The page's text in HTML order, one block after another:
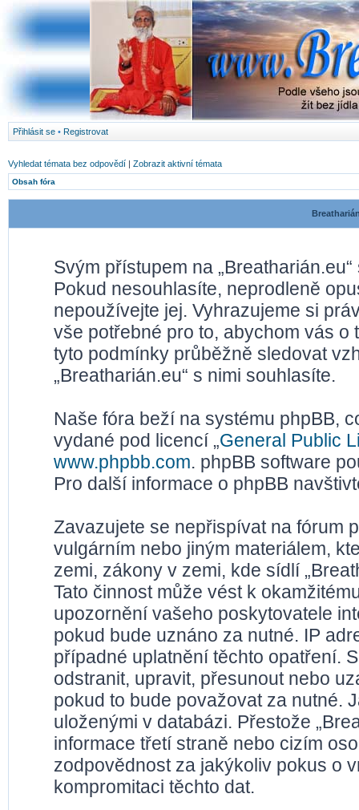
Přihlásit se • Registrovat
Vyhledat témata bez odpovědí | Zobrazit aktivní témata
Obsah fóra
Svým přístupem na
Pokud nesouhlasíte, neprodleně
nepoužívejte jej. Vyhrazujeme si
vše potřebné pro to, abychom vás o
tyto podmínky průběžně sledovat
„Breatharián.eu“ s nimi souhlasíte.
Naše fóra beží na systému phpBB,
vydané pod licencí „General Public
www.phpbb.com. phpBB software
Pro další informace o phpBB
Zavazujete se nepřispívat na fórum
vulgárním nebo jiným materiálem,
zemi, zákony v zemi, kde sídlí
Tato činnost může vést k
upozornění vašeho poskytovatele
pokud bude uznáno za nutné. IP
případné uplatnění těchto opatření.
odstranit, upravit, přesunout nebo
pokud to bude považovat za nutné.
uloženými v databázi. Přestože
informace třetí straně nebo cizím
zodpovědnost za jakýkoliv pokus o
kompromitaci těchto dat.